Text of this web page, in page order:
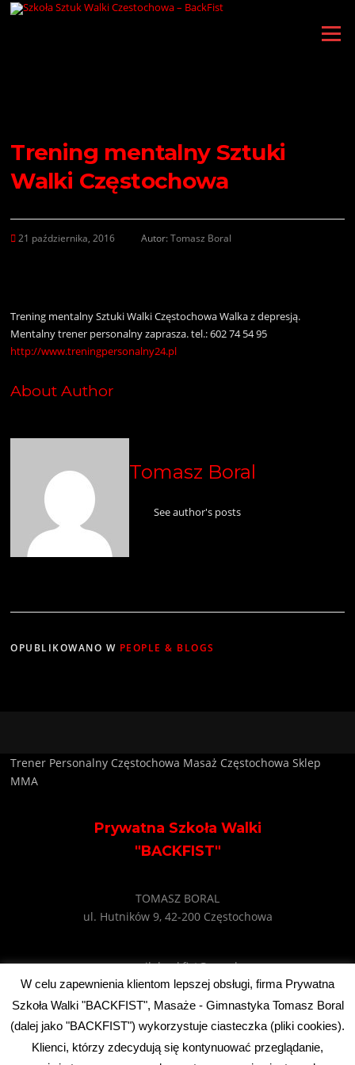
Przejdź
Menu
Trening mentalny Sztuki
Walki Częstochowa
21 października, 2016 Autor:Tomasz Boral
Trening mentalny Sztuki Walki Częstochowa Walka z depresją.
Mentalny trener personalny zaprasza. tel.: 602 74 54 95
http://www.treningpersonalny24.pl
About Author
Tomasz Boral
See author's posts
OPUBLIKOWANO W PEOPLE & BLOGS
Trener Personalny Częstochowa Masaż Częstochowa Sklep
MMA
Prywatna Szkoła Walki
"BACKFIST"
TOMASZ BORAL
ul. Hutników 9, 42-200 Częstochowa
e-mail: backfist@wp.pl
tel: +48 602 745 495
W celu zapewnienia klientom lepszej obsługi, firma Prywatna
Szkoła Walki "BACKFIST", Masaże - Gimnastyka Tomasz Boral
(dalej jako "BACKFIST") wykorzystuje ciasteczka (pliki cookies).
Klienci, którzy zdecydują się kontynuować przeglądanie,